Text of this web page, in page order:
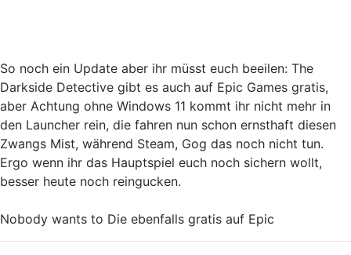
So noch ein Update aber ihr müsst euch beeilen: The
Darkside Detective gibt es auch auf Epic Games gratis,
aber Achtung ohne Windows 11 kommt ihr nicht mehr in
den Launcher rein, die fahren nun schon ernsthaft diesen
Zwangs Mist, während Steam, Gog das noch nicht tun.
Ergo wenn ihr das Hauptspiel euch noch sichern wollt,
besser heute noch reingucken.
Nobody wants to Die ebenfalls gratis auf Epic
Nach oben